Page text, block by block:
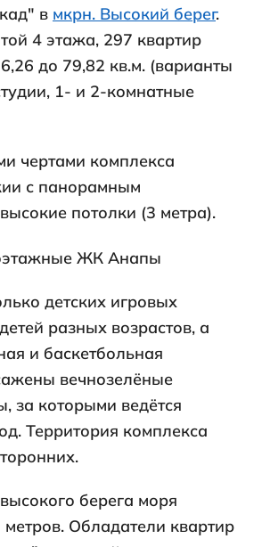
в мкрн. Высокий берег.
4 этажа, 297 квартир
до 79,82 кв.м. (варианты
1- и 2-комнатные
чертами комплекса
с панорамным
потолки (3 метра).
детских игровых
разных возрастов, а
и баскетбольная
вечнозелёные
за которыми ведётся
Территория комплекса
берега моря
метров. Обладатели квартир